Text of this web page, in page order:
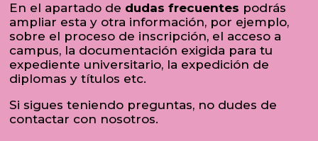
En el apartado de dudas frecuentes podrás
ampliar esta y otra información, por ejemplo,
sobre el proceso de inscripción, el acceso a
campus, la documentación exigida para tu
expediente universitario, la expedición de
diplomas y títulos etc.
Si sigues teniendo preguntas, no dudes de
contactar con nosotros.